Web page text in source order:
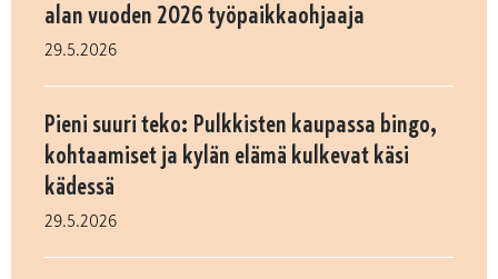
alan vuoden 2026 työpaikkaohjaaja
29.5.2026
Pieni suuri teko: Pulkkisten kaupassa bingo,
kohtaamiset ja kylän elämä kulkevat käsi
kädessä
29.5.2026